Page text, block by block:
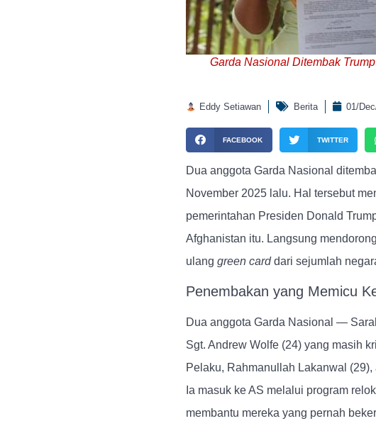
Garda Nasional Ditembak
Eddy Setiawan Berita 01/
FACEBOOK TWITTER
Dua anggota Garda Nasional
November 2025 lalu. Hal tersebut
pemerintahan Presiden Donald
Afghanistan itu. Langsung
ulang green carddari sejumlah
Penembakan yang Memicu
Dua anggota Garda Nasional —
Sgt. Andrew Wolfe (24) yang masih
Pelaku, Rahmanullah Lakanwal
Ia masuk ke AS melalui program
membantu mereka yang pernah